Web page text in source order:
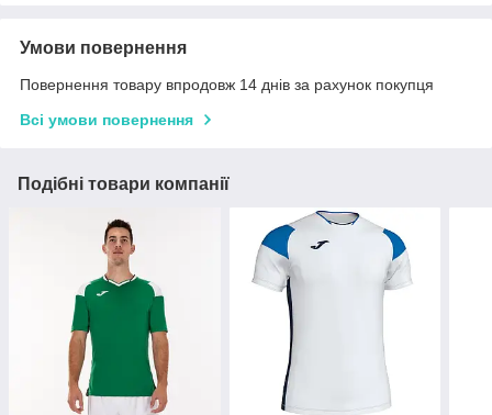
Умови повернення
Повернення товару впродовж 14 днів за рахунок покупця
Всі умови повернення
Подібні товари компанії